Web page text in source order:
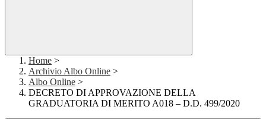
Home >
Archivio Albo Online >
Albo Online >
DECRETO DI APPROVAZIONE DELLA
GRADUATORIA DI MERITO A018 – D.D. 499/2020